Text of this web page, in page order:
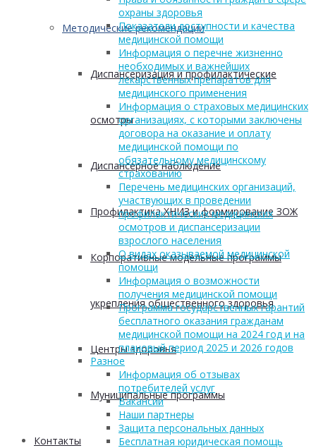
Методические рекомендации
Диспансеризация и профилактические
осмотры
Диспансерное наблюдение
Профилактика ХНИЗ и формирование ЗОЖ
Корпоративные модельные программы
укрепления общественного здоровья
Центры здоровья
Муниципальные программы
Контакты
охраны здоровья
Показатели доступности и качества
медицинской помощи
Информация о перечне жизненно
необходимых и важнейших
лекарственных препаратов для
медицинского применения
Информация о страховых медицинских
организациях, с которыми заключены
договора на оказание и оплату
медицинской помощи по
обязательному медицинскому
страхованию
Перечень медицинских организаций,
участвующих в проведении
профилактических медицинских
осмотров и диспансеризации
взрослого населения
О видах оказываемой медицинской
помощи
Информация о возможности
получения медицинской помощи
Программа государственных гарантий
бесплатного оказания гражданам
медицинской помощи на 2024 год и на
плановый период 2025 и 2026 годов
Разное
Информация об отзывах
потребителей услуг
Вакансии
Наши партнеры
Защита персональных данных
Бесплатная юридическая помощь